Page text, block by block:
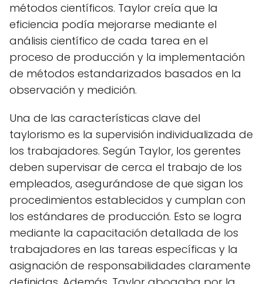
métodos científicos. Taylor creía que la
eficiencia podía mejorarse mediante el
análisis científico de cada tarea en el
proceso de producción y la implementación
de métodos estandarizados basados en la
observación y medición.
Una de las características clave del
taylorismo es la supervisión individualizada de
los trabajadores. Según Taylor, los gerentes
deben supervisar de cerca el trabajo de los
empleados, asegurándose de que sigan los
procedimientos establecidos y cumplan con
los estándares de producción. Esto se logra
mediante la capacitación detallada de los
trabajadores en las tareas específicas y la
asignación de responsabilidades claramente